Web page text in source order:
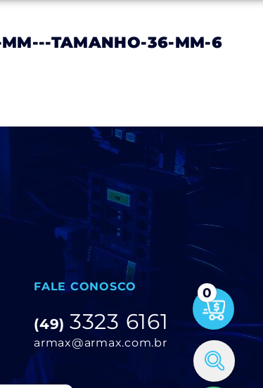
MM---TAMANHO-36-MM-6
0
FALE CONOSCO
(49) 3323 6161
armax@armax.com.br